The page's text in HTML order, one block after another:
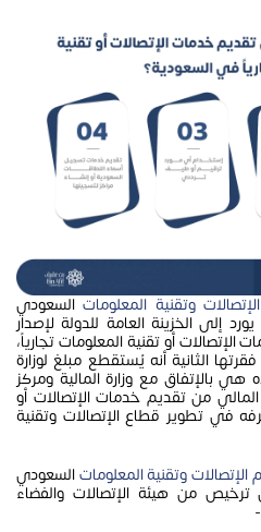
وتقنية المعلوماتالسعودي
إلى الخزينة العامة للدولة لإصدار
أو تقنية المعلومات تجارياً،
الثانية أنه يُستقطع مبلغ لوزارة
هي بالإتفاق مع وزارة المالية ومركز
المالي من تقديم خدمات الإتصالات أو
في تطوير قطاع الإتصالات وتقنية
الإتصالات وتقنية المعلوماتالسعودي
من هيئة الإتصالات والفضاء